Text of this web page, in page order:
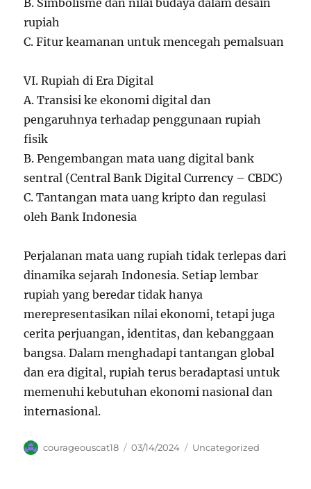
B. Simbolisme dan nilai budaya dalam desain
rupiah
C. Fitur keamanan untuk mencegah pemalsuan
VI. Rupiah di Era Digital
A. Transisi ke ekonomi digital dan
pengaruhnya terhadap penggunaan rupiah
fisik
B. Pengembangan mata uang digital bank
sentral (Central Bank Digital Currency – CBDC)
C. Tantangan mata uang kripto dan regulasi
oleh Bank Indonesia
Perjalanan mata uang rupiah tidak terlepas dari
dinamika sejarah Indonesia. Setiap lembar
rupiah yang beredar tidak hanya
merepresentasikan nilai ekonomi, tetapi juga
cerita perjuangan, identitas, dan kebanggaan
bangsa. Dalam menghadapi tantangan global
dan era digital, rupiah terus beradaptasi untuk
memenuhi kebutuhan ekonomi nasional dan
internasional.
Author
courageouscat18
Posted
03/14/2024 Categories
Uncategorized